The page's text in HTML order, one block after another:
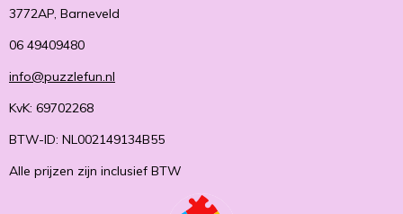
3772AP, Barneveld
06 49409480
info@puzzlefun.nl
KvK: 69702268
BTW-ID: NL002149134B55
Alle prijzen zijn inclusief BTW